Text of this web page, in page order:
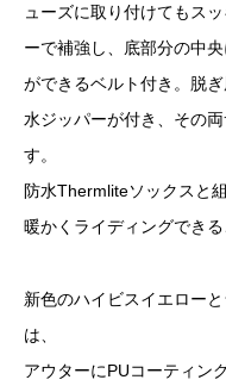
ューズに取り付けてもス
ーで補強し、底部分の中
ができるベルト付き。脱
水ジッパーが付き、その
す。
防水Thermliteソックスと
暖かくライディングできる
新色のハイビスイエロー
は、
アウターにPUコーティン